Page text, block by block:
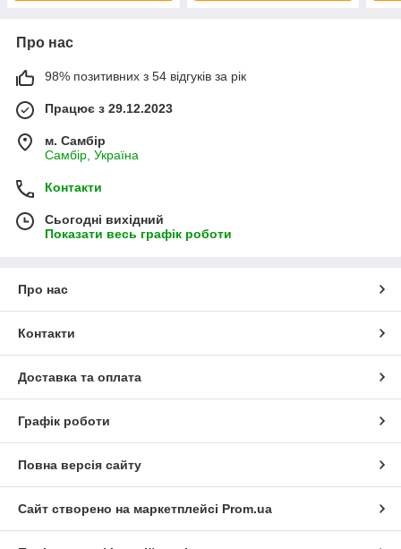
Про нас
98% позитивних з 54 відгуків за рік
Працює з 29.12.2023
м. Самбір
Самбір, Україна
Контакти
Сьогодні вихідний
Показати весь графік роботи
Про нас
Контакти
Доставка та оплата
Графік роботи
Повна версія сайту
Сайт створено на маркетплейсі Prom.ua